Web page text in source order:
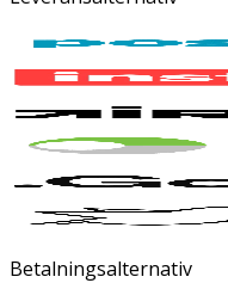
Betalningsalternativ